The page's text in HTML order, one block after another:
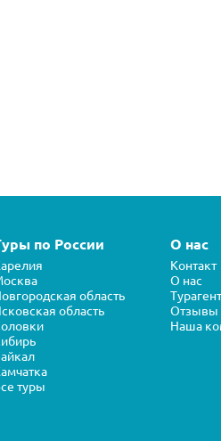
по России
область
область
туры
О нас
Контакт
О нас
Отзывы
Наша